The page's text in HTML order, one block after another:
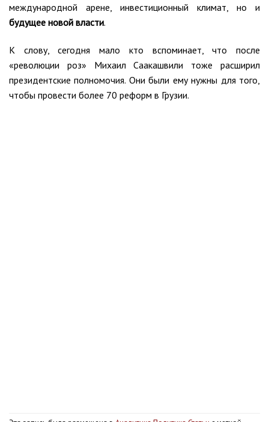
международной арене, инвестиционный климат, но и
будущее новой власти.
К слову, сегодня мало кто вспоминает, что после
«революции роз» Михаил Саакашвили тоже расширил
президентские полномочия. Они были ему нужны для того,
чтобы провести более 70 реформ в Грузии.